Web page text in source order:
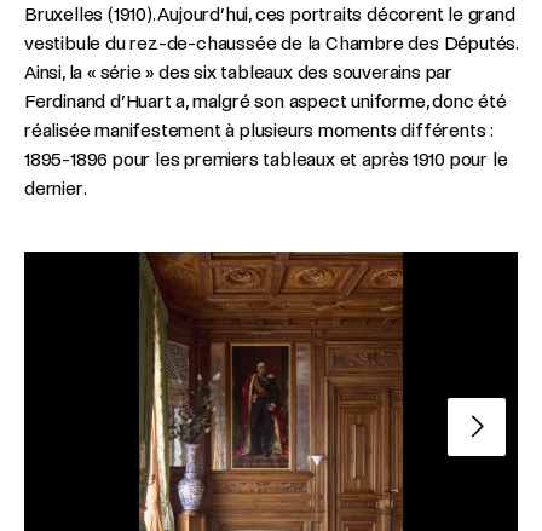
Bruxelles (1910). Aujourd’hui, ces portraits décorent le grand
vestibule du rez-de-chaussée de la Chambre des Députés.
Ainsi, la « série » des six tableaux des souverains par
Ferdinand d’Huart a, malgré son aspect uniforme, donc été
réalisée manifestement à plusieurs moments différents :
1895-1896 pour les premiers tableaux et après 1910 pour le
dernier.
Slide